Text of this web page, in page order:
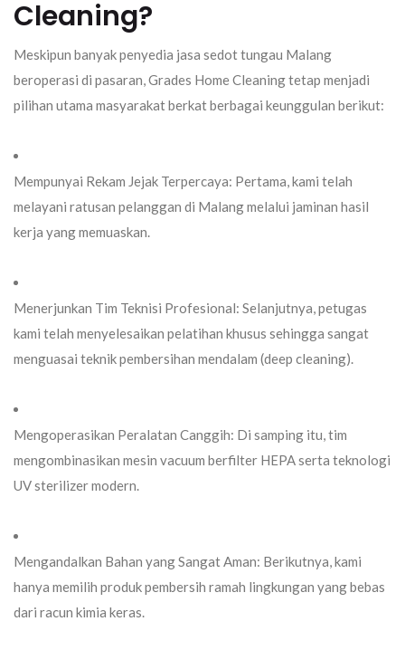
Cleaning?
Meskipun banyak penyedia jasa sedot tungau Malang
beroperasi di pasaran,Grades Home Cleaningtetap menjadi
pilihan utama masyarakat berkat berbagai keunggulan berikut:
Mempunyai Rekam Jejak Terpercaya: Pertama, kami telah
melayani ratusan pelanggan di Malang melalui jaminan hasil
kerja yang memuaskan.
Menerjunkan Tim Teknisi Profesional: Selanjutnya, petugas
kami telah menyelesaikan pelatihan khusus sehingga sangat
menguasai teknik pembersihan mendalam (deep cleaning).
Mengoperasikan Peralatan Canggih: Di samping itu, tim
mengombinasikan mesin vacuum berfilter HEPA serta teknologi
UV sterilizermodern.
Mengandalkan Bahan yang Sangat Aman: Berikutnya, kami
hanya memilih produk pembersih ramah lingkungan yang bebas
dari racun kimia keras.